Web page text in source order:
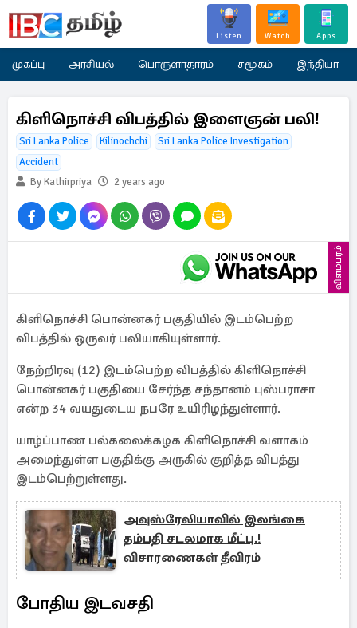
Listen Watch Apps
முகப்பு அரசியல் பொருளாதாரம் சமூகம் இந்தியா
கிளிநொச்சி விபத்தில் இளைஞன் பலி!
Sri Lanka Police Kilinochchi
Sri Lanka Police Investigation
Accident
By Kathirpriya
2 years ago
விளம்பரம்
கிளிநொச்சி பொன்னகர் பகுதியில் இடம்பெற்ற
விபத்தில் ஒருவர் பலியாகியுள்ளார்.
நேற்றிரவு (12) இடம்பெற்ற விபத்தில் கிளிநொச்சி
பொன்னகர் பகுதியை சேர்ந்த சந்தானம் புஸ்பராசா
என்ற 34 வயதுடைய நபரே உயிரிழந்துள்ளார்.
யாழ்ப்பாண பல்கலைக்கழக கிளிநொச்சி வளாகம்
அமைந்துள்ள பகுதிக்கு அருகில் குறித்த விபத்து
இடம்பெற்றுள்ளது.
அவுஸ்ரேலியாவில் இலங்கை
தம்பதி சடலமாக மீட்பு.!
விசாரணைகள் தீவிரம்
போதிய இடவசதி